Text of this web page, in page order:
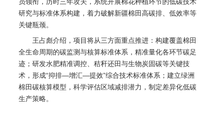
员领衔，历时三年攻关，系统开展棉花种植环节的低碳技术
研究与标准体系构建，着力破解新疆棉田高碳排、低效率等
关键瓶颈。
王占彪介绍，项目将从三方面重点推进：构建覆盖棉田
全生命周期的碳监测与核算标准体系，精准量化各环节碳足
迹；研发水肥精准调控、秸秆还田与生物炭固碳等关键技
术，形成“抑排—增汇—提效”综合技术标准体系；建立绿洲
棉田碳核算模型，科学评估区域减排潜力，制定差异化低碳
生产策略。